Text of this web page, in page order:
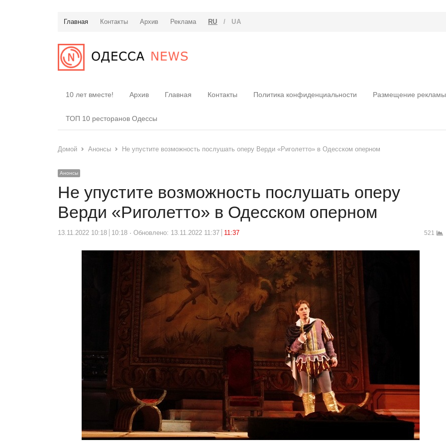
Главная Контакты Архив Реклама RU / UA
10 лет вместе! Архив Главная Контакты Политика конфиденциальности Размещение рекламы
ТОП 10 ресторанов Одессы
Домой Анонсы Не упустите возможность послушать оперу Верди «Риголетто» в Одесском оперном
Анонсы
Не упустите возможность послушать оперу
Верди «Риголетто» в Одесском оперном
13.11.2022 10:18 10:18 Обновлено: 13.11.2022 11:37 11:37 521